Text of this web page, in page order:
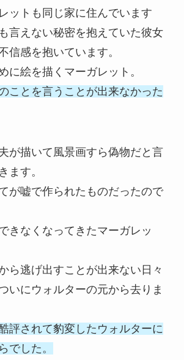
ットも同じ家に住んでいます
言えない秘密を抱えていた彼女
信感を抱いています。
に絵を描くマーガレット。
ことを言うことが出来なかった
が描いて風景画すら偽物だと言
ます。
が嘘で作られたものだったので
きなくなってきたマーガレッ
ら逃げ出すことが出来ない日々
いにウォルターの元から去りま
評されて豹変したウォルターに
でした。